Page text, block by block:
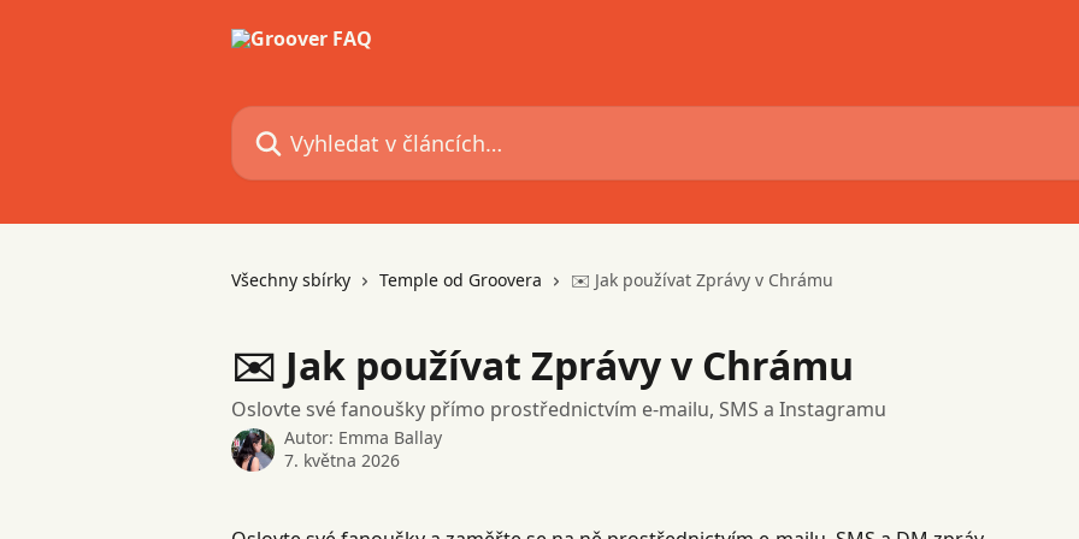
Vyhledat v článcích…
Všechny sbírky Temple od Groovera ✉️ Jak používat Zprávy v Chrámu
✉️ Jak používat Zprávy v Chrámu
Oslovte své fanoušky přímo prostřednictvím e-mailu, SMS a Instagramu
Autor: Emma Ballay
7. května 2026